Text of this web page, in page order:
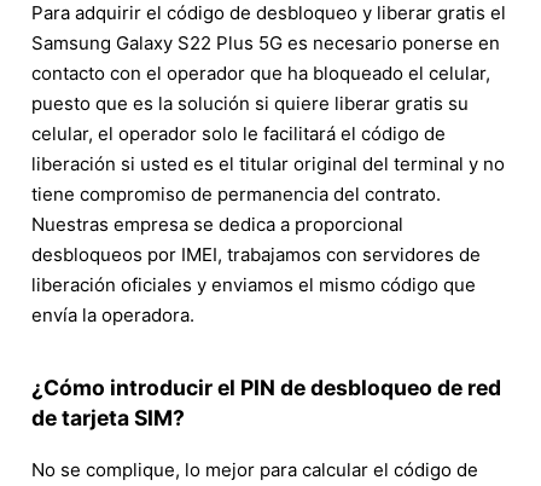
Para adquirir el código de desbloqueo y liberar gratis el
Samsung Galaxy S22 Plus 5G es necesario ponerse en
contacto con el operador que ha bloqueado el celular,
puesto que es la solución si quiere liberar gratis su
celular, el operador solo le facilitará el código de
liberación si usted es el titular original del terminal y no
tiene compromiso de permanencia del contrato.
Nuestras empresa se dedica a proporcional
desbloqueos por IMEI, trabajamos con servidores de
liberación oficiales y enviamos el mismo código que
envía la operadora.
¿Cómo introducir el PIN de desbloqueo de red
de tarjeta SIM?
No se complique, lo mejor para calcular el código de